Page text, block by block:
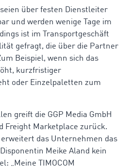
über festen Dienstleiter
und werden wenige Tage im
ist im Transportgeschäft
gefragt, die über die Partner
Beispiel, wenn sich das
kurzfristiger
oder Einzelpaletten zum
greift die GGP Media GmbH
Freight Marketplace zurück.
das Unternehmen das
Meike Aland kein
„Meine TIMOCOM